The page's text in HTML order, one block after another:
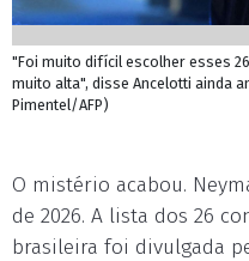
"Foi muito difícil escolher esses
muito alta", disse Ancelotti ainda
Pimentel/AFP)
O mistério acabou.
de 2026. A lista dos 26
brasileira foi divulgada